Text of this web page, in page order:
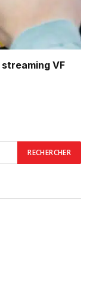
streaming VF